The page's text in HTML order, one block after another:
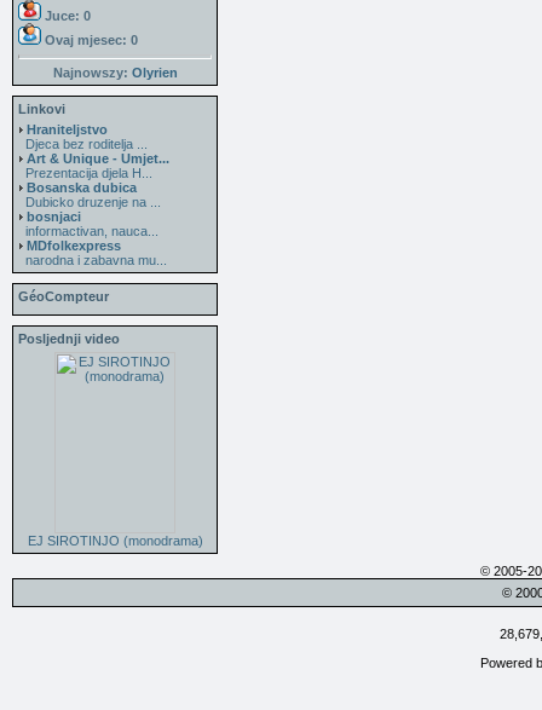
Juce: 0
Ovaj mjesec: 0
Najnowszy: Olyrien
Linkovi
Hraniteljstvo
Djeca bez roditelja ...
Art & Unique - Umjet...
Prezentacija djela H...
Bosanska dubica
Dubicko druzenje na ...
bosnjaci
informactivan, nauca...
MDfolkexpress
narodna i zabavna mu...
GéoCompteur
Posljednji video
EJ SIROTINJO (monodrama)
© 2005-
©
Powered